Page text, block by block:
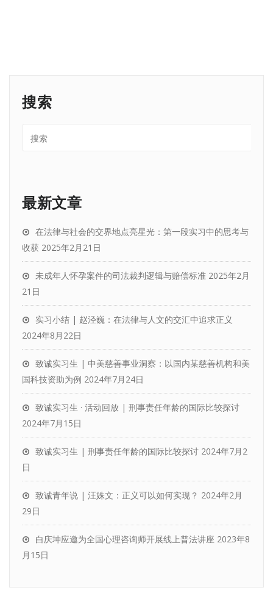
搜索
最新文章
在法律与社会的交界地点亮星光：第一段实习中的思考与
收获 2025年2月21日
未成年人怀孕案件的司法裁判逻辑与赔偿标准 2025年2月
21日
实习小结 | 赵泾巍：在法律与人文的交汇中追求正义
2024年8月22日
致诚实习生 | 中美慈善事业洞察：以国内某慈善机构和美
国科技资助为例 2024年7月24日
致诚实习生 · 活动回放 | 刑事责任年龄的国际比较探讨
2024年7月15日
致诚实习生 | 刑事责任年龄的国际比较探讨 2024年7月2
日
致诚青年说 | 汪姝文：正义可以如何实现？ 2024年2月
29日
白庆坤应邀为全国心理咨询师开展线上普法讲座 2023年8
月15日